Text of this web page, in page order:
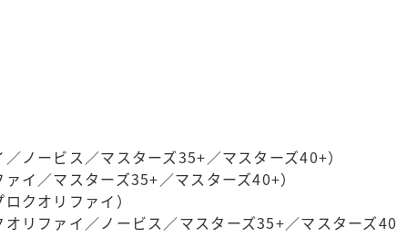
ノービス／マスターズ35+／マスターズ40+）
イ／マスターズ35+／マスターズ40+）
クオリファイ）
リファイ／ノービス／マスターズ35+／マスターズ